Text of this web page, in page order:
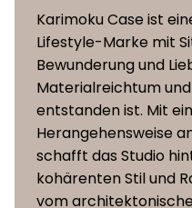
Polsterung
(verfügbare
Kollektionen)
2,
Karimoku Case ist
Lifestyle-Marke mit
Bewunderung und
Materialreichtum
entstanden ist. Mit
Herangehensweise
schafft das Studio
kohärenten Stil und
vom